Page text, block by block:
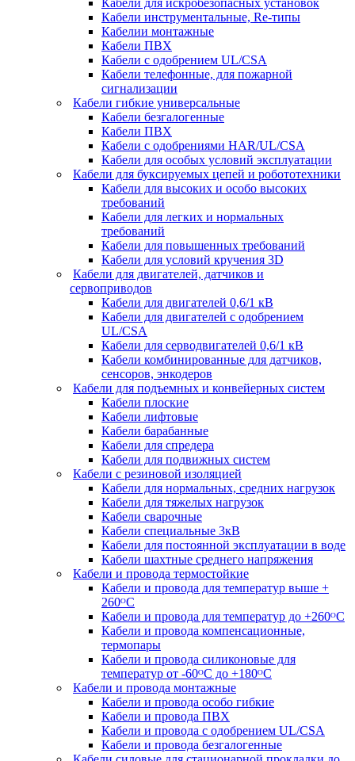
Кабели инструментальные, Re-типы
Кабелии монтажные
Кабели ПВХ
Кабели с одобрением UL/CSA
Кабели телефонные, для пожарной
сигнализации
Кабели гибкие универсальные
Кабели безгалогенные
Кабели ПВХ
Кабели с одобрениями HAR/UL/CSA
Кабели для особых условий эксплуатации
Кабели для буксируемых цепей и робототехники
Кабели для высоких и особо высоких
требований
Кабели для легких и нормальных
требований
Кабели для повышенных требований
Кабели для условий кручения 3D
Кабели для двигателей, датчиков и
сервоприводов
Кабели для двигателей 0,6/1 кВ
Кабели для двигателей с одобрением
UL/CSA
Кабели для серводвигателей 0,6/1 кВ
Кабели комбинированные для датчиков,
cенсоров, энкодеров
Кабели для подъемных и конвейерных систем
Кабели плоские
Кабели лифтовые
Кабели барабанные
Кабели для спредера
Кабели для подвижных систем
Кабели с резиновой изоляцией
Кабели для нормальных, средних нагрузок
Кабели для тяжелых нагрузок
Кабели сварочные
Кабели специальные 3кВ
Кабели для постоянной эксплуатации в воде
Кабели шахтные среднего напряжения
Кабели и провода термостойкие
Кабели и провода для температур выше +
260ᴼС
Кабели и провода для температур до +260ᴼС
Кабели и провода компенсационные,
термопары
Кабели и провода силиконовые для
температур от -60ᴼC до +180ᴼС
Кабели и провода монтажные
Кабели и провода особо гибкие
Кабели и провода ПВХ
Кабели и провода с одобрением UL/CSA
Кабели и провода безгалогенные